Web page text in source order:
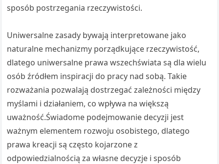
sposób postrzegania rzeczywistości.
Uniwersalne zasady bywają interpretowane jako
naturalne mechanizmy porządkujące rzeczywistość,
dlatego uniwersalne prawa wszechświata są dla wielu
osób źródłem inspiracji do pracy nad sobą. Takie
rozważania pozwalają dostrzegać zależności między
myślami i działaniem, co wpływa na większą
uważność.Świadome podejmowanie decyzji jest
ważnym elementem rozwoju osobistego, dlatego
prawa kreacji są często kojarzone z
odpowiedzialnością za własne decyzje i sposób